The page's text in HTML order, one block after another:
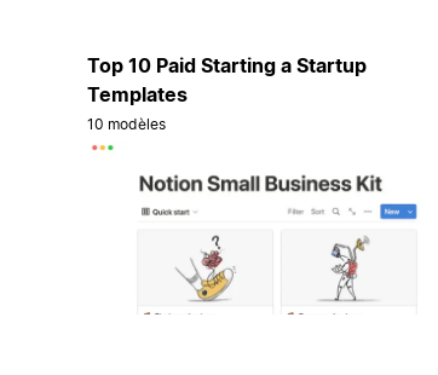
Top 10 Paid Starting a Startup
Templates
10 modèles